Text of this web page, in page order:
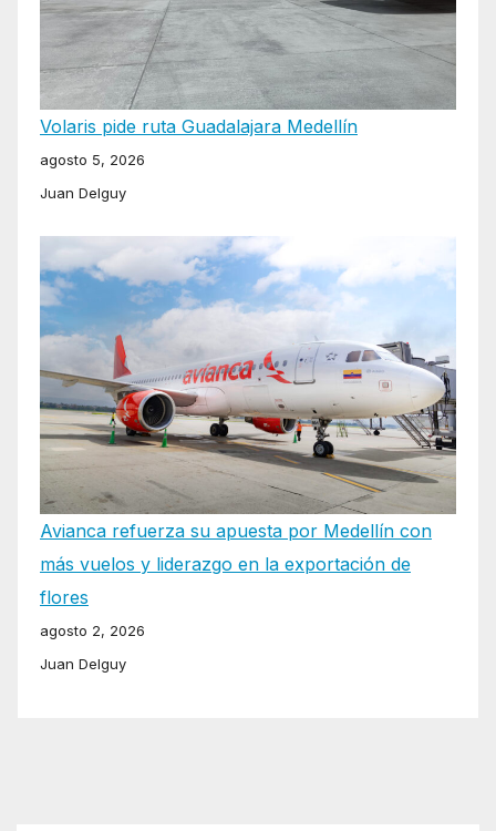
Volaris pide ruta Guadalajara Medellín
agosto 5, 2026
Juan Delguy
Avianca refuerza su apuesta por Medellín con
más vuelos y liderazgo en la exportación de
flores
agosto 2, 2026
Juan Delguy